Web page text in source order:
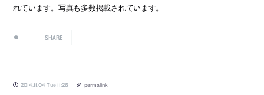
れています。写真も多数掲載されています。
SHARE
2014.11.04 Tue 11:26 permalink